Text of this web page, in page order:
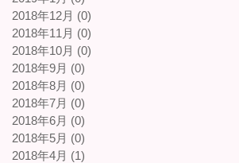
2018年12月 (0)
2018年11月 (0)
2018年10月 (0)
2018年9月 (0)
2018年8月 (0)
2018年7月 (0)
2018年6月 (0)
2018年5月 (0)
2018年4月 (1)